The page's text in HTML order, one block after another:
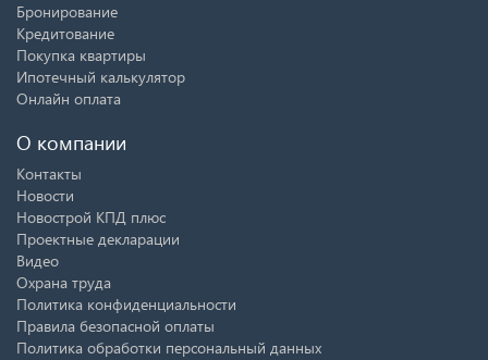
Бронирование
Кредитование
Покупка квартиры
Ипотечный калькулятор
Онлайн оплата
О компании
Контакты
Новости
Новострой КПД плюс
Проектные декларации
Видео
Охрана труда
Политика конфиденциальности
Правила безопасной оплаты
Политика обработки персональный данных